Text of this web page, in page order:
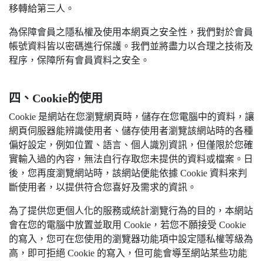
移轉給第三人。
為保障會員之隱私權及使用本網頁之安全性，我們對於會員
帳號資料皆以密碼進行保護。我們並將盡力以合理之技術及
程序，保障所有會員資料之安全。
四、Cookie的使用
Cookie 是網站在您瀏覽網頁時，儲存在您電腦中的資料，讓
網頁伺服器能辨識使用者、儲存使用者瀏覽該網站時的各種
偏好設定，例如位置、語言、個人識別資訊，但僅限於您確
實輸入過的內容，無法自行存取您未提供的資料或檔案。日
後，您再度瀏覽網站時，該網站便能依據 Cookie 資料來判
斷使用者，以提供符合您喜好及需求的資訊。
為了提供您更個人化的服務或統計瀏覽行為的目的，本網站
會在您的電腦中放置並取用 Cookie，若您不願接受 Cookie
的寫入，您可在您使用的瀏覽器功能項中設定隱私權等級為
高，即可拒絕 Cookie 的寫入，但可能會導至網站某些功能